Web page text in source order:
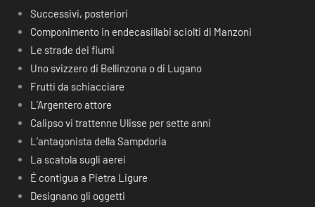
Successivi, posteriori
Componimento in endecasillabi sciolti di Manzoni
Le strade dei fiumi
Uno svizzero di Bellinzona o di Lugano
Frutti da schiacciare
L’Argentero attore
Calipso vi trattenne Ulisse per sette anni
L’antagonista della Sampdoria
La scatola sugli aerei
É contigua a Pietra Ligure
Designano gli oggetti